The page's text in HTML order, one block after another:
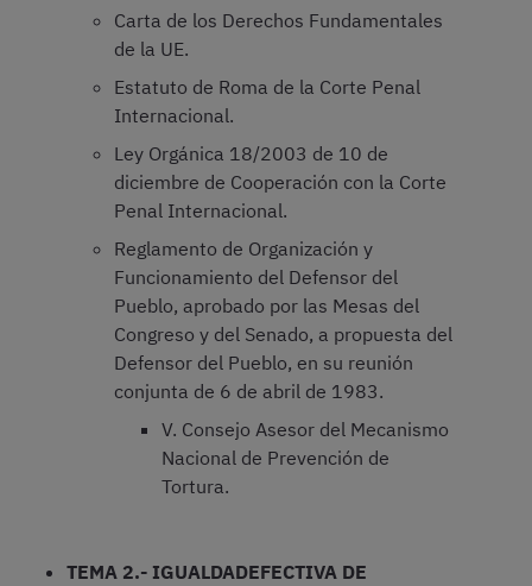
Carta de los Derechos Fundamentales
de la UE.
Estatuto de Roma de la Corte Penal
Internacional.
Ley Orgánica 18/2003 de 10 de
diciembre de Cooperación con la Corte
Penal Internacional.
Reglamento de Organización y
Funcionamiento del Defensor del
Pueblo, aprobado por las Mesas del
Congreso y del Senado, a propuesta del
Defensor del Pueblo, en su reunión
conjunta de 6 de abril de 1983.
V. Consejo Asesor del Mecanismo
Nacional de Prevención de
Tortura.
TEMA 2.- IGUALDADEFECTIVA DE